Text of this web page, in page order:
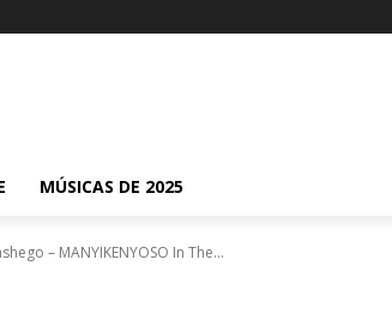
MÚSICAS DE 2025
– MANYIKENYOSO In The...